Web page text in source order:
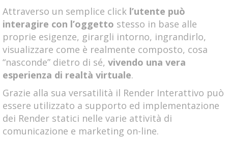
Attraverso un semplice click l’utente può
interagire con l’oggetto stesso in base alle
proprie esigenze, girargli intorno, ingrandirlo,
visualizzare come è realmente composto, cosa
“nasconde” dietro di sé, vivendo una vera
esperienza di realtà virtuale.
Grazie alla sua versatilità il Render Interattivo può
essere utilizzato a supporto ed implementazione
dei Render statici nelle varie attività di
comunicazione e marketing on-line.